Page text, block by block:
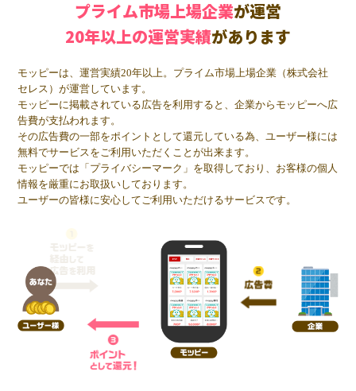
プライム市場上場企業が運営
20年以上の運営実績があります
モッピーは、運営実績20年以上。プライム市場上場企業（株式会社
セレス）が運営しています。
モッピーに掲載されている広告を利用すると、企業からモッピーへ広
告費が支払われます。
その広告費の一部をポイントとして還元している為、ユーザー様には
無料でサービスをご利用いただくことが出来ます。
モッピーでは「プライバシーマーク」を取得しており、お客様の個人
情報を厳重にお取扱いしております。
ユーザーの皆様に安心してご利用いただけるサービスです。